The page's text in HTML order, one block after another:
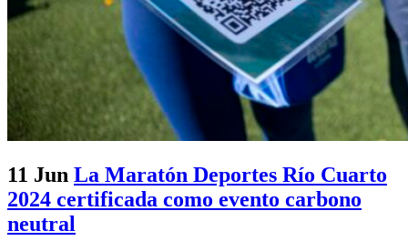
11 Jun La Maratón Deportes Río Cuarto
2024 certificada como evento carbono
neutral